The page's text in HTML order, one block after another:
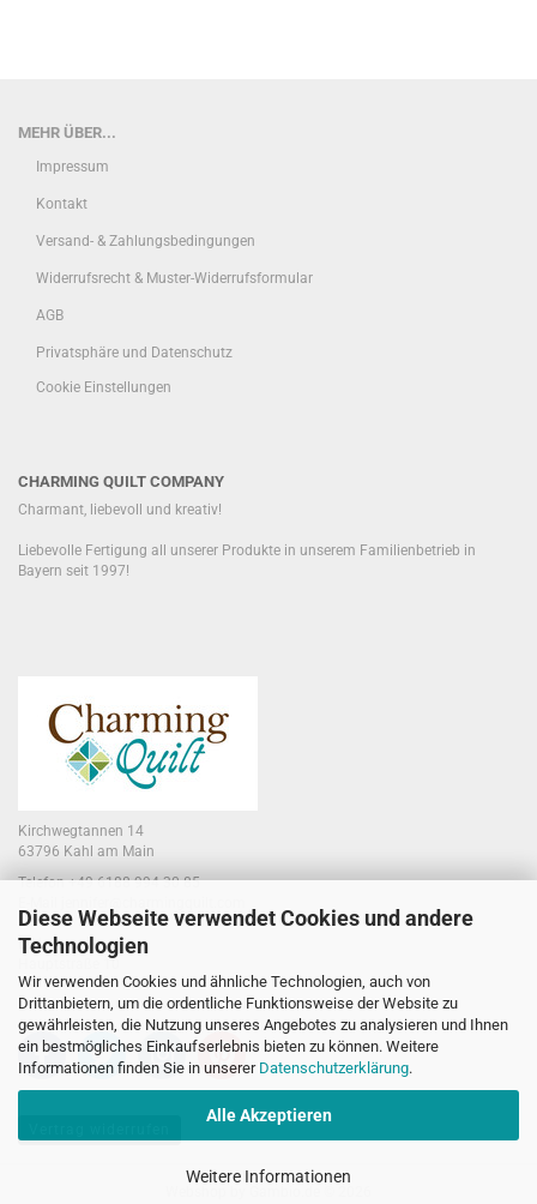
Diese Webseite verwendet Cookies und andere
Technologien
Wir verwenden Cookies und ähnliche Technologien, auch von
Drittanbietern, um die ordentliche Funktionsweise der Website zu
gewährleisten, die Nutzung unseres Angebotes zu analysieren und Ihnen
ein bestmögliches Einkaufserlebnis bieten zu können. Weitere
Informationen finden Sie in unserer Datenschutzerklärung.
Alle Akzeptieren
Weitere Informationen
MEHR ÜBER...
Impressum
Kontakt
Versand- & Zahlungsbedingungen
Widerrufsrecht & Muster-Widerrufsformular
AGB
Privatsphäre und Datenschutz
Cookie Einstellungen
CHARMING QUILT COMPANY
Charmant, liebevoll und kreativ!
Liebevolle Fertigung all unserer Produkte in unserem Familienbetrieb in
Bayern seit 1997!
Kirchwegtannen 14
63796 Kahl am Main
Telefon +49 6188 994 30 85
Laden:
63796 Kahl am Main